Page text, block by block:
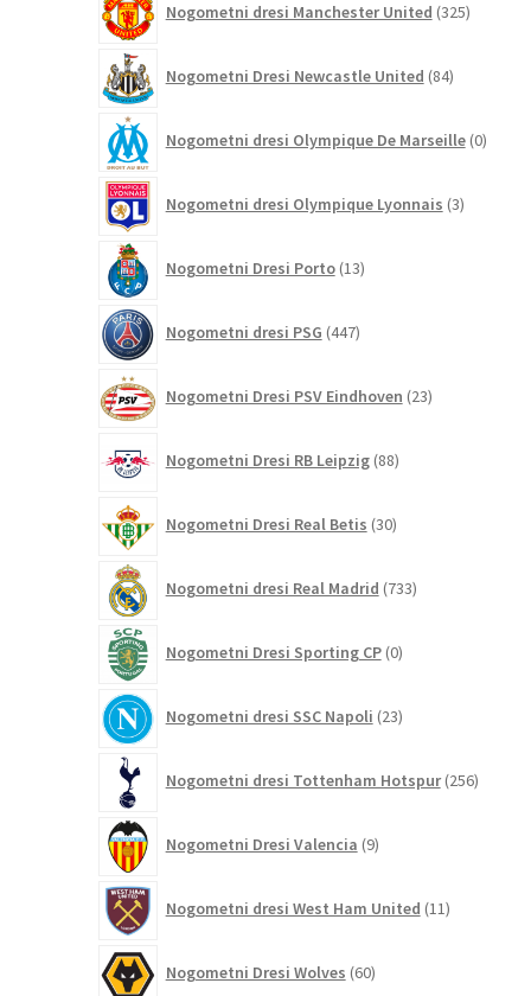
Nogometni dresi Manchester United 325izdelkov
Nogometni Dresi Newcastle United 84izdelkov
Nogometni dresi Olympique De Marseille 0
Nogometni dresi Olympique Lyonnais 3izdelki
Nogometni Dresi Porto 13izdelkov
Nogometni dresi PSG 447izdelkov
Nogometni Dresi PSV Eindhoven 23izdelkov
Nogometni Dresi RB Leipzig 88izdelkov
Nogometni Dresi Real Betis 30izdelkov
Nogometni dresi Real Madrid 733izdelkov
Nogometni Dresi Sporting CP 0izdelkov
Nogometni dresi SSC Napoli 23izdelkov
Nogometni dresi Tottenham Hotspur 256
Nogometni Dresi Valencia 9izdelkov
Nogometni dresi West Ham United 11izdelkov
Nogometni Dresi Wolves 60izdelkov